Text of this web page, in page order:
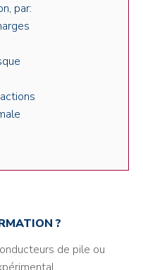
par:
?
de pile ou